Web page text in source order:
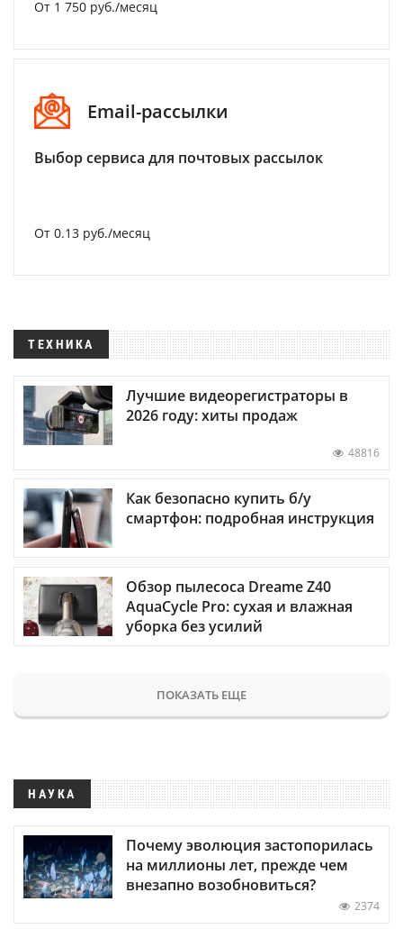
От 1 750 руб./месяц
Email-рассылки
Выбор сервиса для почтовых рассылок
От 0.13 руб./месяц
ТЕХНИКА
Лучшие видеорегистраторы в
2026 году: хиты продаж
48816
Как безопасно купить б/у
смартфон: подробная инструкция
Обзор пылесоса Dreame Z40
AquaCycle Pro: сухая и влажная
уборка без усилий
ПОКАЗАТЬ ЕЩЕ
НАУКА
Почему эволюция застопорилась
на миллионы лет, прежде чем
внезапно возобновиться?
2374